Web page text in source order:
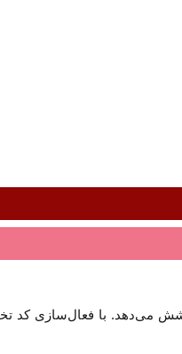
پوشش می‌دهد. با فعال‌سازی کد